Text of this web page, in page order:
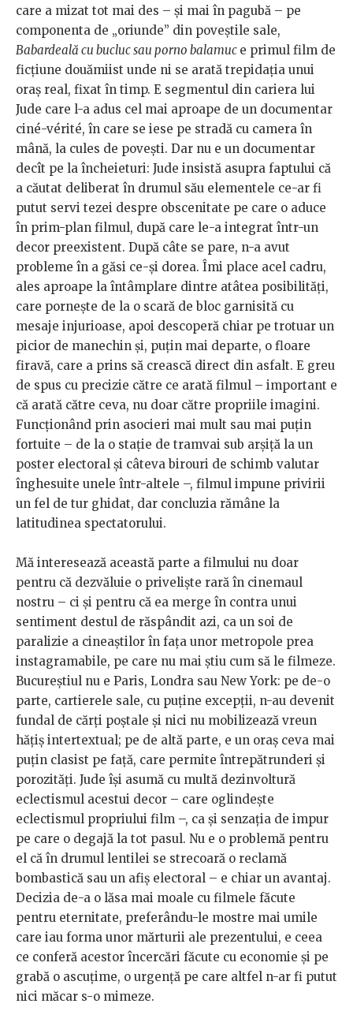
care a mizat tot mai des – și mai în pagubă – pe
componenta de „oriunde” din poveștile sale,
Babardeală cu bucluc sau porno balamuc e primul film de
ficțiune douămiist unde ni se arată trepidația unui
oraș real, fixat în timp. E segmentul din cariera lui
Jude care l-a adus cel mai aproape de un documentar
ciné-vérité, în care se iese pe stradă cu camera în
mână, la cules de povești. Dar nu e un documentar
decît pe la încheieturi: Jude insistă asupra faptului că
a căutat deliberat în drumul său elementele ce-ar fi
putut servi tezei despre obscenitate pe care o aduce
în prim-plan filmul, după care le-a integrat într-un
decor preexistent. După câte se pare, n-a avut
probleme în a găsi ce-și dorea. Îmi place acel cadru,
ales aproape la întâmplare dintre atâtea posibilități,
care pornește de la o scară de bloc garnisită cu
mesaje injurioase, apoi descoperă chiar pe trotuar un
picior de manechin și, puțin mai departe, o floare
firavă, care a prins să crească direct din asfalt. E greu
de spus cu precizie către ce arată filmul – important e
că arată către ceva, nu doar către propriile imagini.
Funcționând prin asocieri mai mult sau mai puțin
fortuite – de la o stație de tramvai sub arșiță la un
poster electoral și câteva birouri de schimb valutar
înghesuite unele într-altele –, filmul impune privirii
un fel de tur ghidat, dar concluzia rămâne la
latitudinea spectatorului.
Mă interesează această parte a filmului nu doar
pentru că dezvăluie o priveliște rară în cinemaul
nostru – ci și pentru că ea merge în contra unui
sentiment destul de răspândit azi, ca un soi de
paralizie a cineaștilor în fața unor metropole prea
instagramabile, pe care nu mai știu cum să le filmeze.
Bucureștiul nu e Paris, Londra sau New York: pe de-o
parte, cartierele sale, cu puține excepții, n-au devenit
fundal de cărți poștale și nici nu mobilizează vreun
hățiș intertextual; pe de altă parte, e un oraș ceva mai
puțin clasist pe față, care permite întrepătrunderi și
porozități. Jude își asumă cu multă dezinvoltură
eclectismul acestui decor – care oglindește
eclectismul propriului film –, ca și senzația de impur
pe care o degajă la tot pasul. Nu e o problemă pentru
el că în drumul lentilei se strecoară o reclamă
bombastică sau un afiș electoral – e chiar un avantaj.
Decizia de-a o lăsa mai moale cu filmele făcute
pentru eternitate, preferându-le mostre mai umile
care iau forma unor mărturii ale prezentului, e ceea
ce conferă acestor încercări făcute cu economie și pe
grabă o ascuțime, o urgență pe care altfel n-ar fi putut
nici măcar s-o mimeze.